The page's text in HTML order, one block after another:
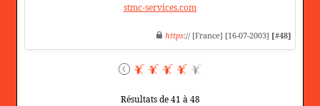
stmc-services.com
https:// [France] [16-07-2003] [#48]
Résultats de 41 à 48